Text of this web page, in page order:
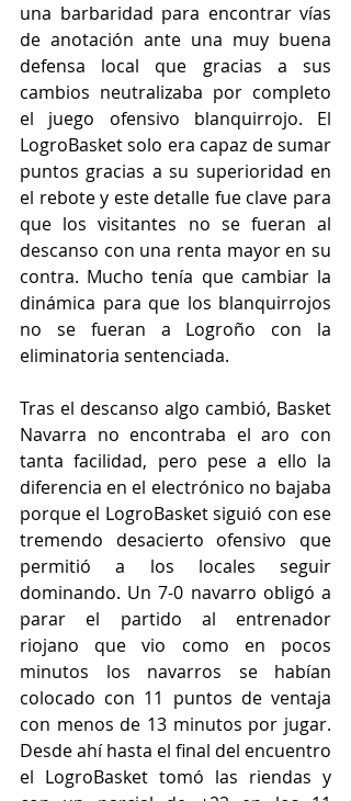
una barbaridad para encontrar vías
de anotación ante una muy buena
defensa local que gracias a sus
cambios neutralizaba por completo
el juego ofensivo blanquirrojo. El
LogroBasket solo era capaz de sumar
puntos gracias a su superioridad en
el rebote y este detalle fue clave para
que los visitantes no se fueran al
descanso con una renta mayor en su
contra. Mucho tenía que cambiar la
dinámica para que los blanquirrojos
no se fueran a Logroño con la
eliminatoria sentenciada.
Tras el descanso algo cambió, Basket
Navarra no encontraba el aro con
tanta facilidad, pero pese a ello la
diferencia en el electrónico no bajaba
porque el LogroBasket siguió con ese
tremendo desacierto ofensivo que
permitió a los locales seguir
dominando. Un 7-0 navarro obligó a
parar el partido al entrenador
riojano que vio como en pocos
minutos los navarros se habían
colocado con 11 puntos de ventaja
con menos de 13 minutos por jugar.
Desde ahí hasta el final del encuentro
el LogroBasket tomó las riendas y